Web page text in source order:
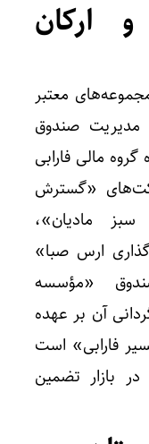
ارکان
معتبر
مدیریت صندوق
مالی فارابی
«گسترش
مادیان»،
ارس صبا»
«مؤسسه
آن بر عهده
فارابی» است
بازار تضمین